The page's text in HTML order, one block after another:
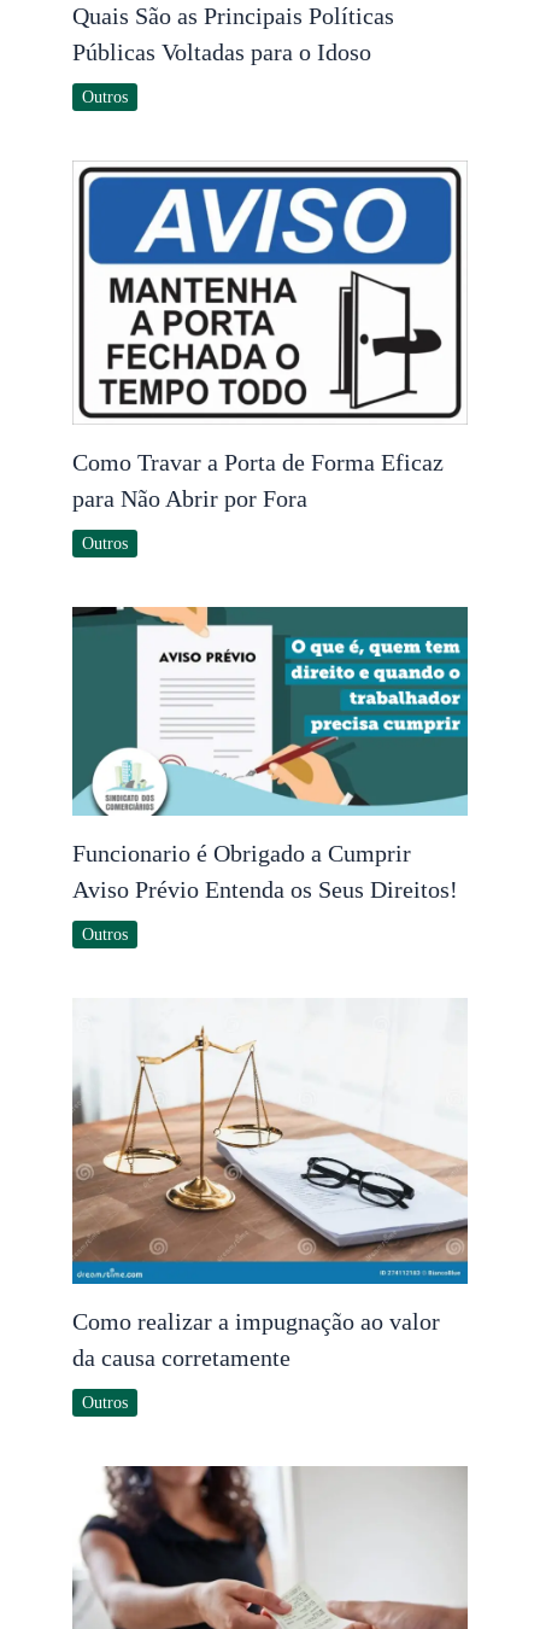
Quais São as Principais Políticas
Públicas Voltadas para o Idoso
Outros
Como Travar a Porta de Forma Eficaz
para Não Abrir por Fora
Outros
Funcionario é Obrigado a Cumprir
Aviso Prévio Entenda os Seus Direitos!
Outros
Como realizar a impugnação ao valor
da causa corretamente
Outros